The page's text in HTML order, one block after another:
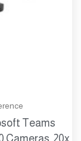
Teams
Cameras, 20x